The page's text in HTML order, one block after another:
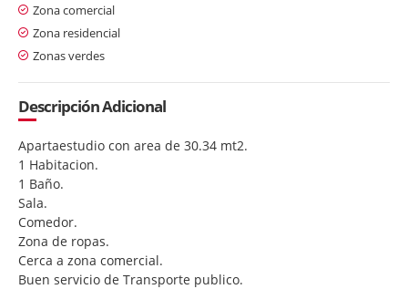
Zona comercial
Zona residencial
Zonas verdes
Descripción Adicional
Apartaestudio con area de 30.34 mt2.
1 Habitacion.
1 Baño.
Sala.
Comedor.
Zona de ropas.
Cerca a zona comercial.
Buen servicio de Transporte publico.